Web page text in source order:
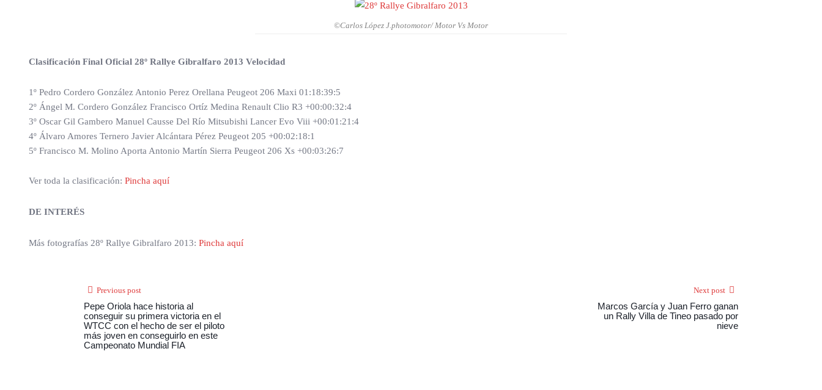
©Carlos López J.photomotor/ Motor Vs Motor
Clasificación Final Oficial 28º Rallye Gibralfaro 2013 Velocidad
1º Pedro Cordero González Antonio Perez Orellana Peugeot 206 Maxi 01:18:39:5
2º Ángel M. Cordero González Francisco Ortíz Medina Renault Clio R3 +00:00:32:4
3º Oscar Gil Gambero Manuel Causse Del Río Mitsubishi Lancer Evo Viii +00:01:21:4
4º Álvaro Amores Ternero Javier Alcántara Pérez Peugeot 205 +00:02:18:1
5º Francisco M. Molino Aporta Antonio Martín Sierra Peugeot 206 Xs +00:03:26:7
Ver toda la clasificación: Pincha aquí
DE INTERÉS
Más fotografías 28º Rallye Gibralfaro 2013: Pincha aquí
Previous post
Pepe Oriola hace historia al
conseguir su primera victoria en el
WTCC con el hecho de ser el piloto
más joven en conseguirlo en este
Campeonato Mundial FIA
Next post
Marcos García y Juan Ferro ganan
un Rally Villa de Tineo pasado por
nieve